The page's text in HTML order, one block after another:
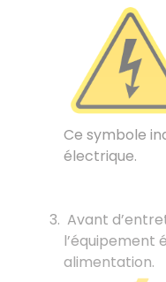
Ce symbole
électrique.
Avant
l’équipement
alimentation.